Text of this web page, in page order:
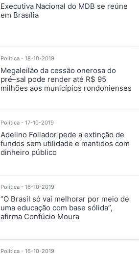
Executiva Nacional do MDB se reúne
em Brasília
Política - 18-10-2019
Megaleilão da cessão onerosa do
pré–sal pode render até R$ 95
milhões aos municípios rondonienses
Política - 17-10-2019
Adelino Follador pede a extinção de
fundos sem utilidade e mantidos com
dinheiro público
Política - 16-10-2019
“O Brasil só vai melhorar por meio de
uma educação com base sólida”,
afirma Confúcio Moura
Política - 16-10-2019